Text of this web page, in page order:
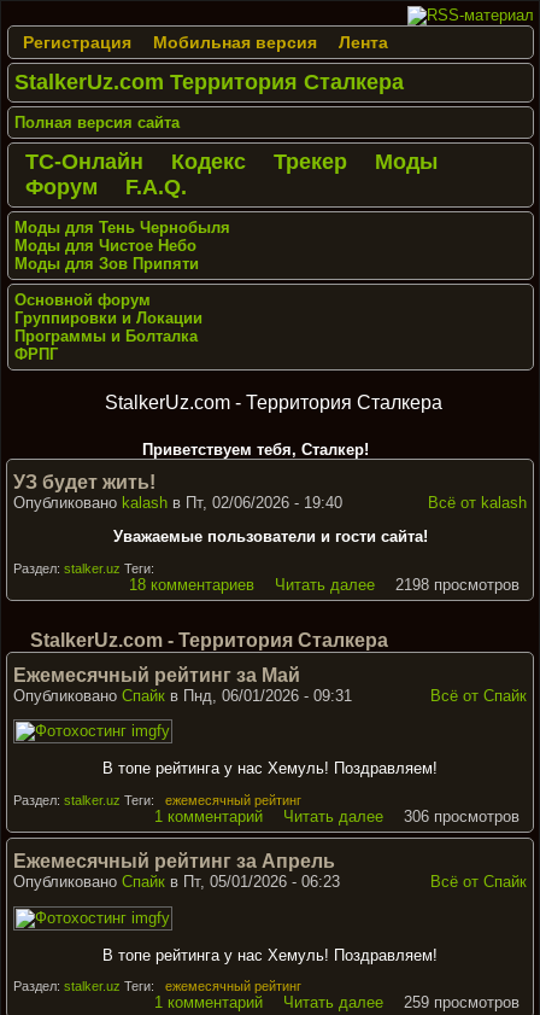
Регистрация Мобильная версия Лента
StalkerUz.com Территория Сталкера
Полная версия сайта
ТС-Онлайн Кодекс Трекер
Моды
Форум
F.A.Q.
Моды для Тень Чернобыля
Моды для Чистое Небо
Моды для Зов Припяти
Основной форум
Группировки и Локации
Программы и Болталка
ФРПГ
StalkerUz.com - Территория Сталкера
Приветствуем тебя, Сталкер!
УЗ будет жить!
Всё от kalash
Опубликовано kalash в Пт, 02/06/2026 - 19:40
Уважаемые пользователи и гости сайта!
Раздел: stalker.uz Теги:
18 комментариев Читать далее 2198 просмотров
StalkerUz.com - Территория Сталкера
Ежемесячный рейтинг за Май
Всё от Спайк
Опубликовано Спайк в Пнд, 06/01/2026 - 09:31
В топе рейтинга у нас Хемуль! Поздравляем!
Раздел: stalker.uz Теги: ежемесячный рейтинг
1 комментарий Читать далее 306 просмотров
Ежемесячный рейтинг за Апрель
Всё от Спайк
Опубликовано Спайк в Пт, 05/01/2026 - 06:23
В топе рейтинга у нас Хемуль! Поздравляем!
Раздел: stalker.uz Теги: ежемесячный рейтинг
1 комментарий Читать далее 259 просмотров